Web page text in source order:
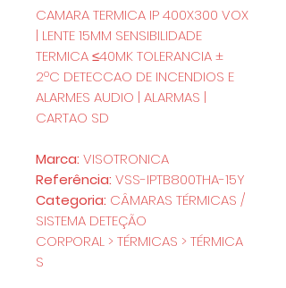
CAMARA TERMICA IP 400X300 VOX
| LENTE 15MM SENSIBILIDADE
TERMICA ≤40MK TOLERANCIA ±
2ºC DETECCAO DE INCENDIOS E
ALARMES AUDIO | ALARMAS |
CARTAO SD
Marca: VISOTRONICA
Referência: VSS-IPTB800THA-15Y
Categoria: CÂMARAS TÉRMICAS /
SISTEMA DETEÇÃO
CORPORAL > TÉRMICAS > TÉRMICA
S